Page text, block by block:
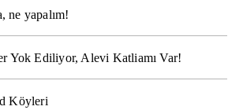
ne yapalım!
Yok Ediliyor, Alevi Katliamı Var!
Köyleri